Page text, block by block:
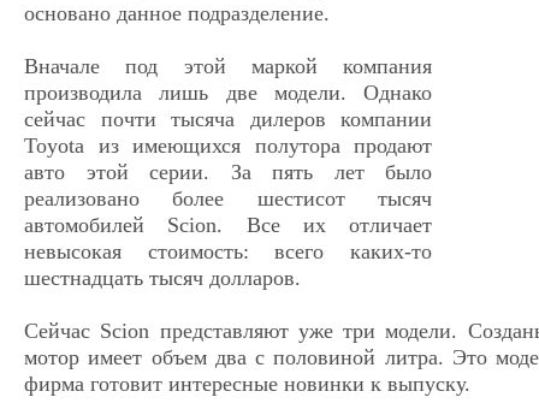
основано данное подразделение.
Вначале под этой маркой компания
производила лишь две модели. Однако
сейчас почти тысяча дилеров компании
Toyota из имеющихся полутора продают
авто этой серии. За пять лет было
реализовано более шестисот тысяч
автомобилей Scion. Все их отличает
невысокая стоимость: всего каких-то
шестнадцать тысяч долларов.
Сейчас Scion представляют уже три модели.
мотор имеет объем два с половиной литра. Это
фирма готовит интересные новинки к выпуску.